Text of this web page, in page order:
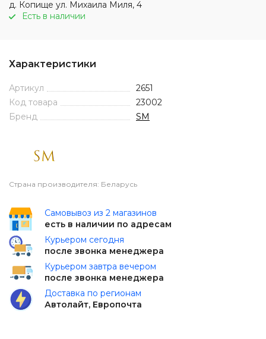
д. Копище ул. Михаила Миля, 4
Есть в наличии
Характеристики
Артикул
2651
Код товара
23002
Бренд
SM
Страна производителя: Беларусь
Самовывоз из 2 магазинов
есть в наличии по адресам
Курьером сегодня
после звонка менеджера
Курьером завтра вечером
после звонка менеджера
Доставка по регионам
Автолайт, Европочта